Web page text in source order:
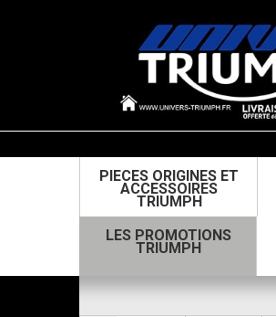
PIECES ORIGINES ET
ACCESSOIRES
TRIUMPH
LES PROMOTIONS
TRIUMPH